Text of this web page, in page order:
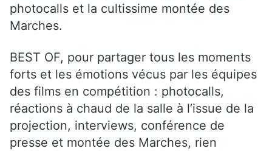
photocalls et la cultissime montée des
Marches.
BEST OF, pour partager tous les moments
forts et les émotions vécus par les équipes
des films en compétition : photocalls,
réactions à chaud de la salle à l’issue de la
projection, interviews, conférence de
presse et montée des Marches, rien